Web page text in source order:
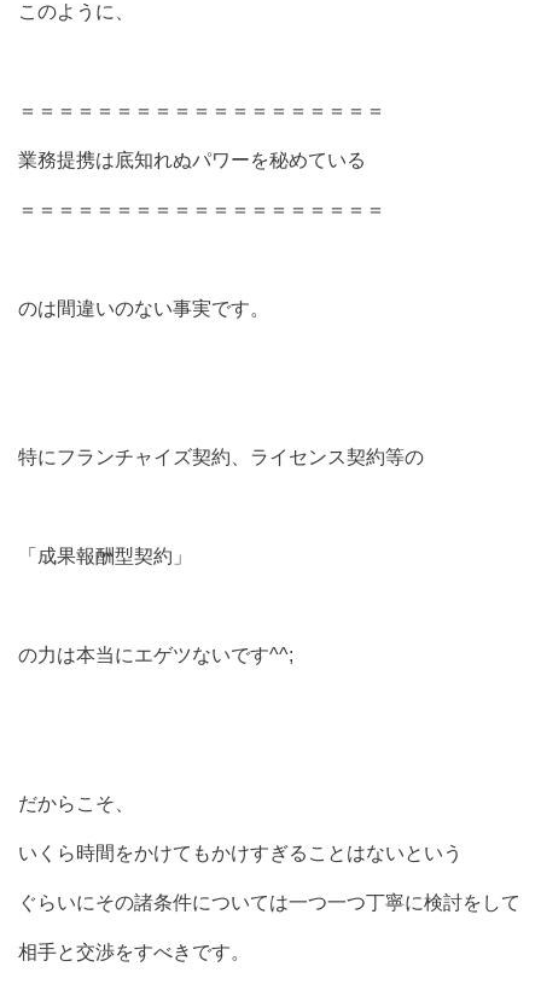
このように、
＝＝＝＝＝＝＝＝＝＝＝＝＝＝＝＝＝＝＝
業務提携は底知れぬパワーを秘めている
＝＝＝＝＝＝＝＝＝＝＝＝＝＝＝＝＝＝＝
のは間違いのない事実です。
特にフランチャイズ契約、ライセンス契約等の
「成果報酬型契約」
の力は本当にエゲツないです^^;
だからこそ、
いくら時間をかけてもかけすぎることはないという
ぐらいにその諸条件については一つ一つ丁寧に検討をして
相手と交渉をすべきです。